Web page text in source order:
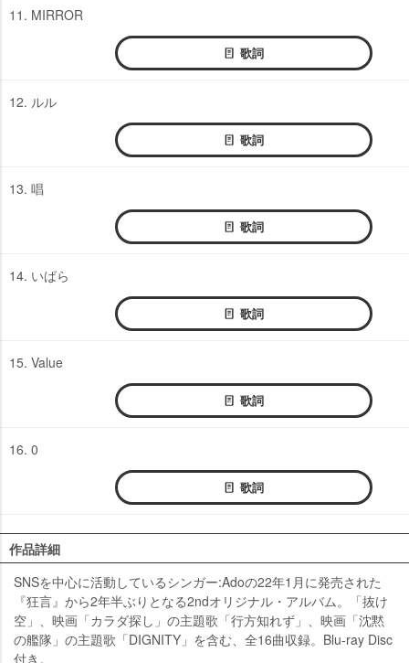
11. MIRROR
歌詞
12. ルル
歌詞
13. 唱
歌詞
14. いばら
歌詞
15. Value
歌詞
16. 0
歌詞
作品詳細
SNSを中心に活動しているシンガー:Adoの22年1月に発売された
『狂言』から2年半ぶりとなる2ndオリジナル・アルバム。「抜け
空」、映画「カラダ探し」の主題歌「行方知れず」、映画「沈黙
の艦隊」の主題歌「DIGNITY」を含む、全16曲収録。Blu-ray Disc
付き。